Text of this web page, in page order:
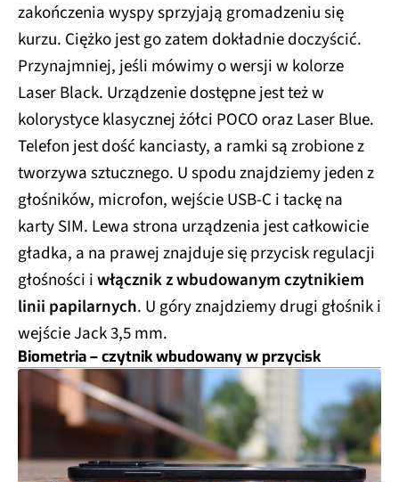
zakończenia wyspy sprzyjają gromadzeniu się
kurzu. Ciężko jest go zatem dokładnie doczyścić.
Przynajmniej, jeśli mówimy o wersji w kolorze
Laser Black. Urządzenie dostępne jest też w
kolorystyce klasycznej żółci POCO oraz Laser Blue.
Telefon jest dość kanciasty, a ramki są zrobione z
tworzywa sztucznego. U spodu znajdziemy jeden z
głośników, microfon, wejście USB-C i tackę na
karty SIM. Lewa strona urządzenia jest całkowicie
gładka, a na prawej znajduje się przycisk regulacji
głośności iwłącznik z wbudowanym czytnikiem
linii papilarnych. U góry znajdziemy drugi głośnik i
wejście Jack 3,5 mm.
Biometria – czytnik wbudowany w przycisk